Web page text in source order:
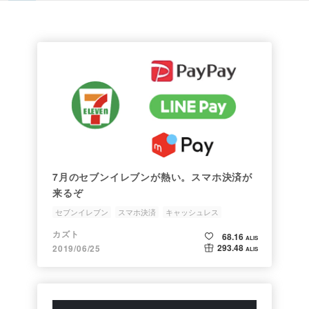
7月のセブンイレブンが熱い。スマホ決済が
来るぞ
セブンイレブン スマホ決済 キャッシュレス
カズト
2019/06/25
68.16 ALIS
293.48 ALIS